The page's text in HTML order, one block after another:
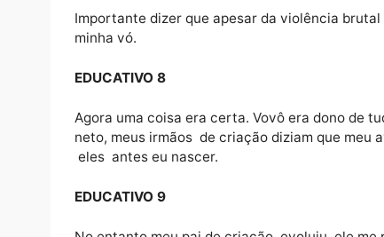
Às vezes até arrancar parte da pele e
couro e tinha ainda o cabo, que também
Eu apanhei bastante de meu avô com
de que vovô era senhor absoluto da sua
EDUCATIVO 7